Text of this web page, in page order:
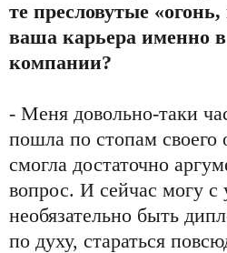
те пресловутые
ваша карьера именно в
компании?
- Меня довольно-таки
пошла по стопам
смогла достаточно
вопрос. И сейчас могу с
необязательно быть
по духу, стараться